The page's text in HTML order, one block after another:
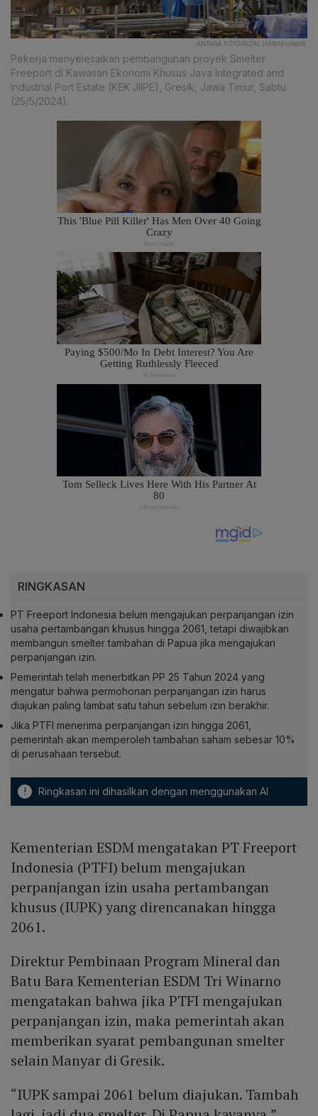
ANTARA FOTO/RIZAL HANAFI/AWW.
Pekerja menyelesaikan pembangunan proyek Smelter
Freeport di Kawasan Ekonomi Khusus Java Integrated and
Industrial Port Estate (KEK JIIPE), Gresik, Jawa Timur, Sabtu
(25/5/2024).
RINGKASAN
PT Freeport Indonesia belum mengajukan perpanjangan izin
usaha pertambangan khusus hingga 2061, tetapi diwajibkan
membangun smelter tambahan di Papua jika mengajukan
perpanjangan izin.
Pemerintah telah menerbitkan PP 25 Tahun 2024 yang
mengatur bahwa permohonan perpanjangan izin harus
diajukan paling lambat satu tahun sebelum izin berakhir.
Jika PTFI menerima perpanjangan izin hingga 2061,
pemerintah akan memperoleh tambahan saham sebesar 10%
di perusahaan tersebut.
! Ringkasan ini dihasilkan dengan menggunakan AI
Kementerian ESDM mengatakan PT Freeport
Indonesia (PTFI) belum mengajukan
perpanjangan izin usaha pertambangan
khusus (IUPK) yang direncanakan hingga
2061.
Direktur Pembinaan Program Mineral dan
Batu Bara Kementerian ESDM Tri Winarno
mengatakan bahwa jika PTFI mengajukan
perpanjangan izin, maka pemerintah akan
memberikan syarat pembangunan smelter
selain Manyar di Gresik.
“IUPK sampai 2061 belum diajukan. Tambah